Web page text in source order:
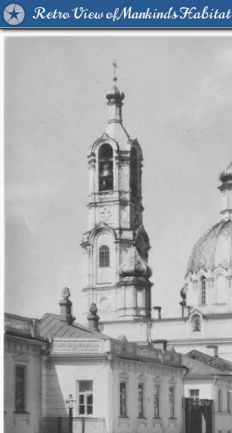
Retro View of Mankind's Habitat